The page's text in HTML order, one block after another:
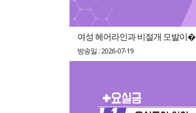
여성 헤어라인과 비절개 모발이�
방송일 : 2026-07-19